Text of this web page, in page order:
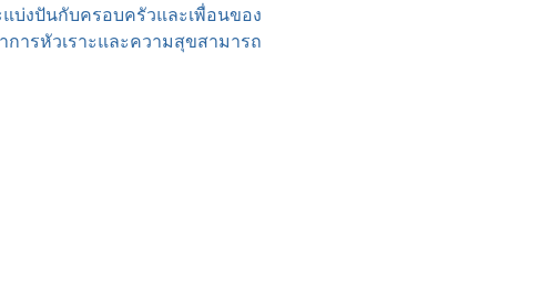
บ่งปันกับครอบครัวและเพื่อนของ
ารหัวเราะและความสุขสามารถ